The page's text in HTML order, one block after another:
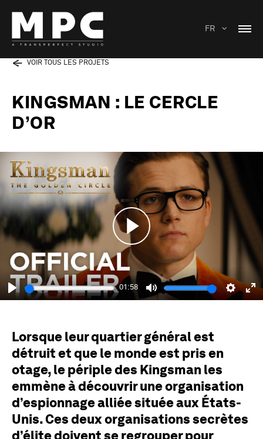
FR
VOIR TOUS LES PROJETS
KINGSMAN : LE CERCLE
D’OR
Play
01:58
Mute
Play
Lorsque leur quartier général est
détruit et que le monde est pris en
otage, le périple des Kingsman les
emmène à découvrir une organisation
d’espionnage alliée située aux États-
Unis. Ces deux organisations secrètes
d’élite doivent se regrouper pour